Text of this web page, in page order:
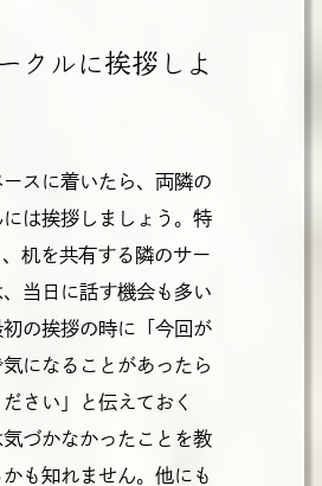
クルに挨拶しよ
ースに着いたら、両隣の
は挨拶しましょう。特
机を共有する隣のサー
、当日に話す機会も多い
の挨拶の時に「今回が
になることがあったら
さい」と伝えておく
気づかなかったことを教
も知れません。他にも